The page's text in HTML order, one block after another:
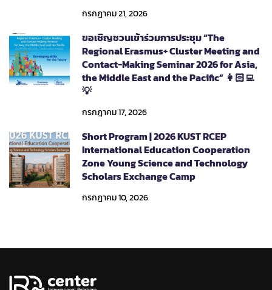
กรกฎาคม 21, 2026
ขอเชิญชวนเข้าร่วมการประชุม “The
Regional Erasmus+ Cluster Meeting and
Contact-Making Seminar 2026 for Asia,
the Middle East and the Pacific” 👩🏻‍💻
💡
กรกฎาคม 17, 2026
Short Program | 2026 KUST RCEP
International Education Cooperation
Zone Young Science and Technology
Scholars Exchange Camp
กรกฎาคม 10, 2026